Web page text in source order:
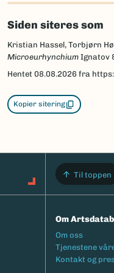
Siden siteres som
Kristian Hassel, Torbjørn
Microeurhynchium Ignatov
Hentet 08.08.2026 fra https://
Kopier sitering
Til toppen
Om
Footermeny
Om oss
Tjenestene
Kontakt og